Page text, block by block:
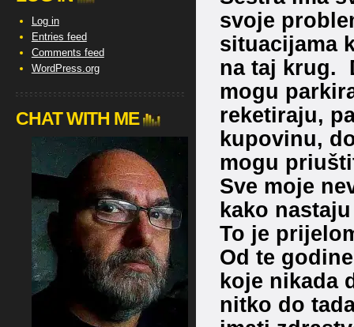
svoje
situacijama
na taj krug.
mogu
reketiraju,
kupovinu,
mogu
Sve moje
kako
To je
Od te
koje nikada
nitko do
Log in
Entries feed
Comments feed
WordPress.org
CHAT WITH ME